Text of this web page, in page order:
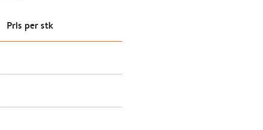
Pris per stk